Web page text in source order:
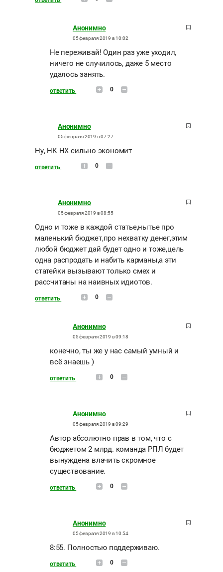
Анонимно
05 февраля 2019 в 10:02
Не переживай! Один раз уже уходил,
ничего не случилось, даже 5 место
удалось занять.
ответить 0
Анонимно
05 февраля 2019 в 07:27
Ну, НК НХ сильно экономит
ответить 0
Анонимно
05 февраля 2019 в 08:55
Одно и тоже в каждой статье,нытье про
маленький бюджет,про нехватку денег,этим
любой бюджет дай будет одно и тоже,цель
одна распродать и набить карманы,а эти
статейки вызывают только смех и
рассчитаны на наивных идиотов.
ответить 0
Анонимно
05 февраля 2019 в 09:18
конечно, ты же у нас самый умный и
всё знаешь )
ответить 0
Анонимно
05 февраля 2019 в 09:29
Автор абсолютно прав в том, что с
бюджетом 2 млрд. команда РПЛ будет
вынуждена влачить скромное
существование.
ответить 0
Анонимно
05 февраля 2019 в 10:54
8:55. Полностью поддерживаю.
ответить 0